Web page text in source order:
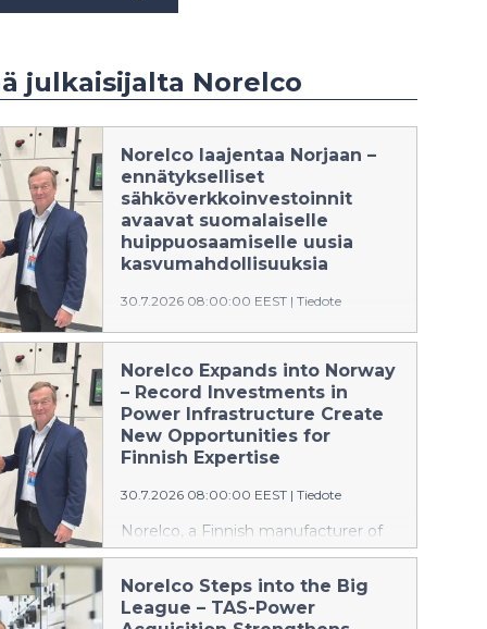
julkaisijalta Norelco
Norelco laajentaa Norjaan –
ennätykselliset
sähköverkkoinvestoinnit
avaavat suomalaiselle
huippuosaamiselle uusia
kasvumahdollisuuksia
30.7.2026 08:00:00 EEST | Tiedote
Suomalainen sähköasemien ja
sähkönjakeluratkaisujen valmistaja
Norelco vahvistaa kansainvälistä
kasvustrategiaansa laajentumalla
Norjan markkinoille. Yhtiö on
nimittänyt kokeneen norjalaisen
Elsebutangenin vastaamaan
liiketoiminnan aloittamisesta ja
kehittämisestä Norjassa.
Norelco Expands into Norway
– Record Investments in
Power Infrastructure Create
New Opportunities for
Finnish Expertise
30.7.2026 08:00:00 EEST | Tiedote
Norelco, a Finnish manufacturer of
substations and power distribution
solutions, is strengthening its
international growth strategy by
expanding into the Norwegian
Norelco Steps into the Big
League – TAS-Power